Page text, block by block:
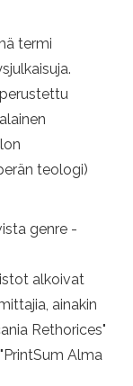
termi
teologi)
genre -
alkoivat
ainakin
Rethorices"
Alma